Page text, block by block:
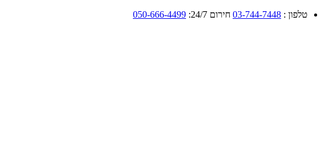
טלפון : 03-744-7448 חירום 24/7: 050-666-4499